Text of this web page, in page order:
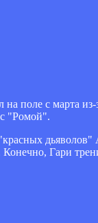
поле с марта
с "Ромой".
Гари